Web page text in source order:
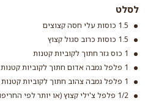
לסלט
1.5 כוסות עלי חסה קצוצים
1.5 כוסות כרוב סגול קצוץ
1 כוס גזר חתוך לקוביות קטנות
1 פלפל גמבה אדום חתוך לקוביות קטנות
1 פלפל גמבה צהוב חתוך לקוביות קטנות
1/2 פלפל צ'ילי קצוץ (או יותר לפי החריפות הרצויה)